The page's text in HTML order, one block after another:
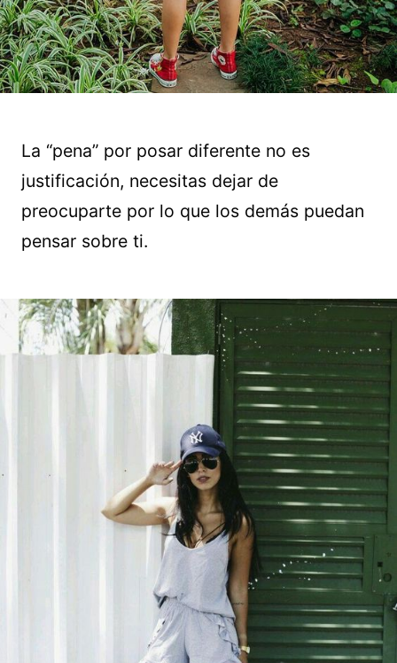
La “pena” por posar diferente no es
justificación, necesitas dejar de
preocuparte por lo que los demás puedan
pensar sobre ti.